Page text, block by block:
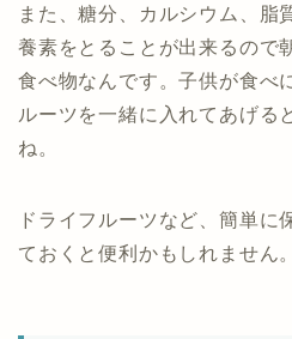
また、糖分、カルシウム、脂
養素をとることが出来るので
食べ物なんです。子供が食べ
ルーツを一緒に入れてあげる
ね。
ドライフルーツなど、簡単に
ておくと便利かもしれません。